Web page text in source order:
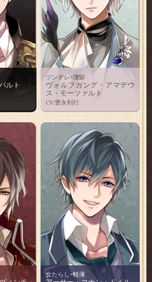
ルト
ツンデレ×潔癖
ヴォルフガング・アマデウ
ス・モーツァルト
CV:豊永利行
女たらし×軽薄